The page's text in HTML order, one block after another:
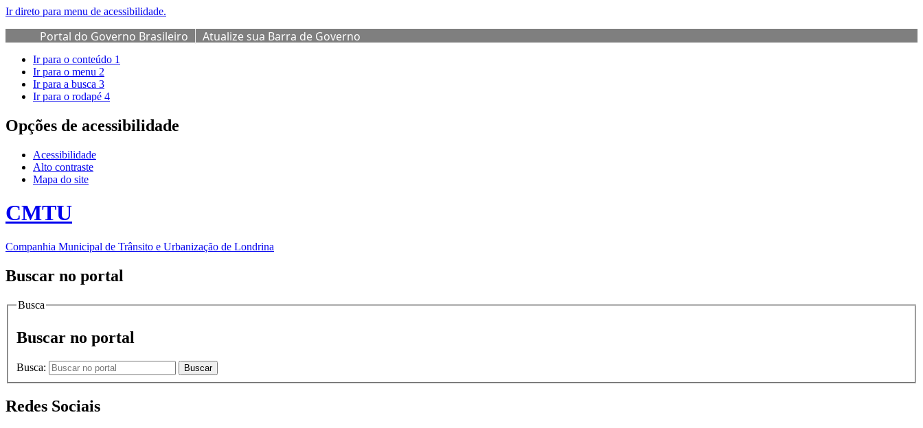
Ir direto para menu de acessibilidade.
Portal do Governo Brasileiro Atualize sua Barra de Governo
Ir para o conteúdo 1
Ir para o menu 2
Ir para a busca 3
Ir para o rodapé 4
Opções de acessibilidade
Acessibilidade
Alto contraste
Mapa do site
CMTU
Companhia Municipal de Trânsito e Urbanização de Londrina
Buscar no portal
Busca
Buscar no portal
Busca: Buscar
Redes Sociais